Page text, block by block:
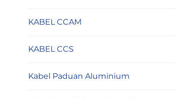
KABEL CCAM
KABEL CCS
Kabel Paduan Aluminium